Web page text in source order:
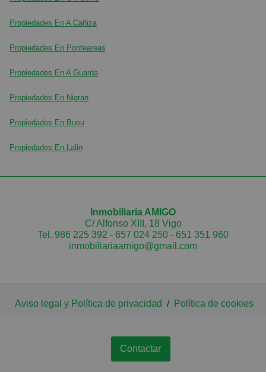
Contactar
Propiedades En A Cañiza
Propiedades En Ponteareas
Propiedades En A Guarda
Propiedades En Nigran
Propiedades En Bueu
Propiedades En Lalin
Inmobiliaria AMIGO
C/ Alfonso XIII, 18 Vigo
Tel. 986 225 392 - 657 024 250 - 651 351 960
inmobiliariaamigo@gmail.com
Aviso legal y Política de privacidad / Política de cookies